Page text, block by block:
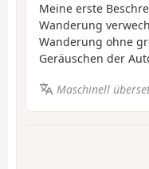
Meine erste
Wanderung
Wanderung ohne
Geräuschen der
Maschinell